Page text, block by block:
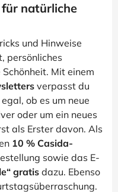
für natürliche
und Hinweise
persönliches
Mit einem
verpasst du
ob es um neue
oder um ein neues
als Erster davon. Als
10 % Casida-
sowie das E-
gratis dazu. Ebenso